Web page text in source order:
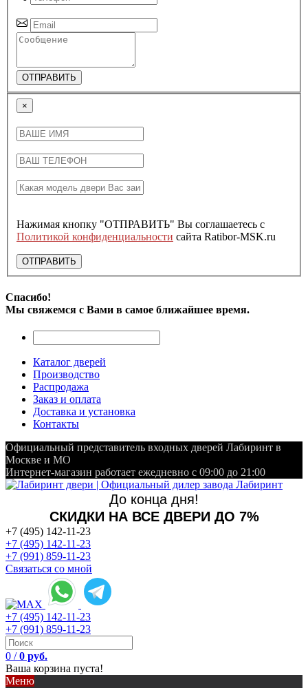
ОТПРАВИТЬ
×
Нажимая кнопку "ОТПРАВИТЬ" Вы соглашаетесь с
Политикой конфиденциальности сайта Ratibor-MSK.ru
ОТПРАВИТЬ
Спасибо!
Мы свяжемся с Вами в самое ближайшее время.
Каталог дверей
Производство
Распродажа
Заказ и оплата
Доставка и установка
Контакты
Официальный представитель входных дверей Лабиринт в
Москве и МО
Интернет-магазин работает ежедневно с 09:00 до 21:00
До конца дня!
СКИДКИ НА ВСЕ ДВЕРИ ДО 7%
+7 (495) 142-11-23
+7 (495) 142-11-23
+7 (991) 859-11-23
Связаться со мной
+7 (495) 142-11-23
+7 (991) 859-11-23
0 / 0 руб.
Ваша корзина пуста!
Меню